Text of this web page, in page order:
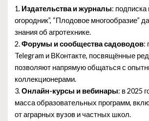
1. Издательства и журналы:
огородник”, “Плодовое многообразие”
знания об агротехнике.
2.Форумы и сообщества садоводов:
Telegram и ВКонтакте, посвящённые
позволяют напрямую общаться с
коллекционерами.
3.Онлайн-курсы и вебинары: в 2025
масса образовательных программ,
от аграрных вузов и частных школ.